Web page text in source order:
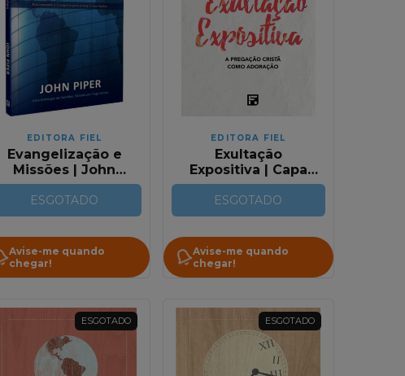
EDITORA FIEL
Evangelização e
Missões | John
Piper
ESGOTADO
Avise-me quando
chegar!
EDITORA FIEL
Exultação
Expositiva | Capa
Dura | John Piper
ESGOTADO
Avise-me quando
chegar!
ESGOTADO ESGOTADO